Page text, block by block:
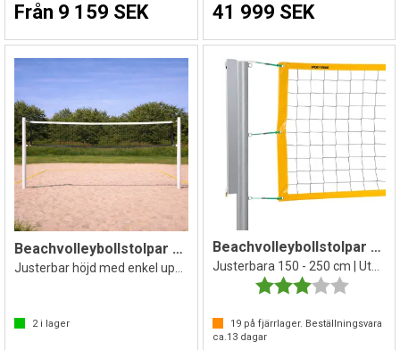
Från 9 159 SEK 41 999 SEK
Beachvolleybollstolpar med nät
2i lager
Beachvolleybollstolpar Safe
Justerbara 150 - 250 cm | Utan markhylsa
Betyg:
19på fjärrlager. Beställningsvara
ca.13dagar